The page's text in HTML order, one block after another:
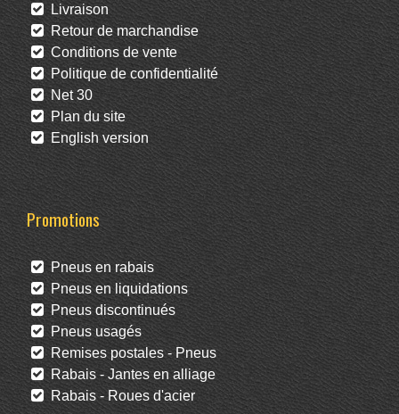
Livraison
Retour de marchandise
Conditions de vente
Politique de confidentialité
Net 30
Plan du site
English version
Promotions
Pneus en rabais
Pneus en liquidations
Pneus discontinués
Pneus usagés
Remises postales - Pneus
Rabais - Jantes en alliage
Rabais - Roues d'acier